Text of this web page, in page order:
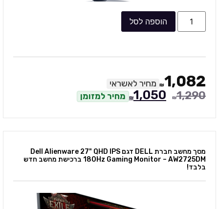
הוספה לסל
₪ 1,082 מחיר לאשראי
₪1,290
₪1,050 מחיר למזומן
מסך מחשב חברת DELL דגם Dell Alienware 27" QHD IPS
180Hz Gaming Monitor – AW2725DM ברכישת מחשב חדש
בלבד!